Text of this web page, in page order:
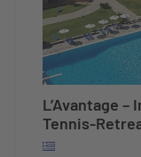
L’Avantage
Tennis-